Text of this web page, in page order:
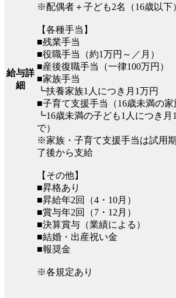
給与詳
細
※配偶者＋子ども2名（16歳以下
【各種手当】
■残業手当
■役職手当（約1万円～／月）
■産後復職手当（一律100万円）
■家族手当
┗扶養家族1人につき月1万円
■子育て支援手当（16歳未満の家
┗16歳未満の子ども1人につき月
で）
※家族・子育て支援手当は試用
了後から支給
【その他】
■昇格あり
■昇給年2回（4・10月）
■賞与年2回（7・12月）
■決算賞与（業績による）
■結婚・出産祝い金
■報奨金
※各規定あり